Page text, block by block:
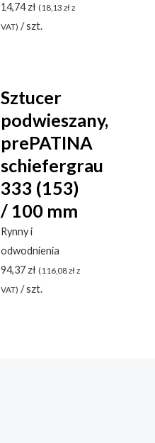
14,74zł (18,13złz
VAT) / szt.
Sztucer
podwieszany,
prePATINA
schiefergrau
333 (153)
/ 100 mm
Rynny i
odwodnienia
94,37 zł (116,08złz
VAT) / szt.